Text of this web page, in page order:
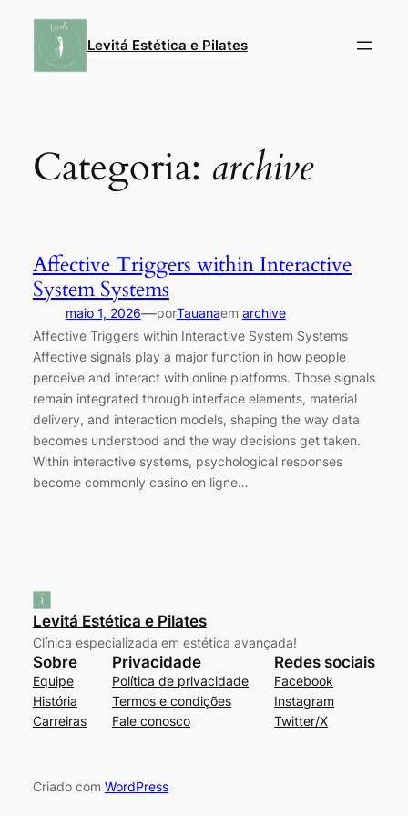
Levitá Estética e Pilates
Categoria: archive
Affective Triggers within Interactive
System Systems
maio 1, 2026—porTauanaem archive
Affective Triggers within Interactive System Systems
Affective signals play a major function in how people
perceive and interact with online platforms. Those signals
remain integrated through interface elements, material
delivery, and interaction models, shaping the way data
becomes understood and the way decisions get taken.
Within interactive systems, psychological responses
become commonly casino en ligne…
Levitá Estética e Pilates
Clínica especializada em estética avançada!
Sobre
Equipe
História
Carreiras
Privacidade
Política de privacidade
Termos e condições
Fale conosco
Redes sociais
Facebook
Instagram
Twitter/X
Criado com WordPress